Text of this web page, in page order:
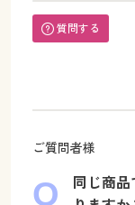
質問する
ご質問者様
同じ商